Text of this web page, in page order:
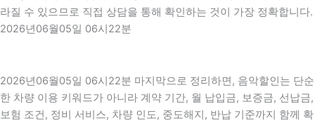
라질 수 있으므로 직접 상담을 통해 확인하는 것이 가장 정확합니다.
2026년06월05일 06시22분
2026년06월05일 06시22분 마지막으로 정리하면, 음악할인는 단순
한 차량 이용 키워드가 아니라 계약 기간, 월 납입금, 보증금, 선납금,
보험 조건, 정비 서비스, 차량 인도, 중도해지, 반납 기준까지 함께 확